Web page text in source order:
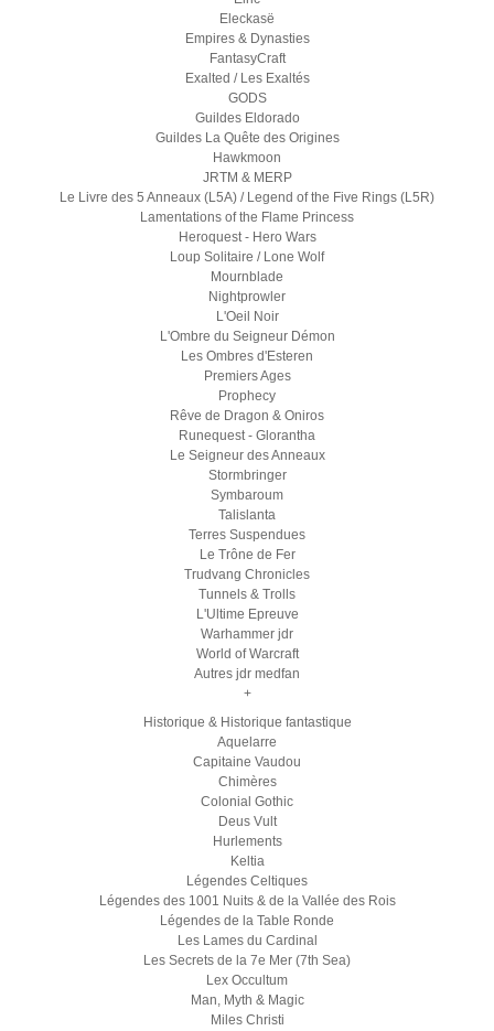
Eleckasë
Empires & Dynasties
FantasyCraft
Exalted / Les Exaltés
GODS
Guildes Eldorado
Guildes La Quête des Origines
Hawkmoon
JRTM & MERP
Le Livre des 5 Anneaux (L5A) / Legend of the Five Rings (L5R)
Lamentations of the Flame Princess
Heroquest - Hero Wars
Loup Solitaire / Lone Wolf
Mournblade
Nightprowler
L'Oeil Noir
L'Ombre du Seigneur Démon
Les Ombres d'Esteren
Premiers Ages
Prophecy
Rêve de Dragon & Oniros
Runequest - Glorantha
Le Seigneur des Anneaux
Stormbringer
Symbaroum
Talislanta
Terres Suspendues
Le Trône de Fer
Trudvang Chronicles
Tunnels & Trolls
L'Ultime Epreuve
Warhammer jdr
World of Warcraft
Autres jdr medfan
+
Historique & Historique fantastique
Aquelarre
Capitaine Vaudou
Chimères
Colonial Gothic
Deus Vult
Hurlements
Keltia
Légendes Celtiques
Légendes des 1001 Nuits & de la Vallée des Rois
Légendes de la Table Ronde
Les Lames du Cardinal
Les Secrets de la 7e Mer (7th Sea)
Lex Occultum
Man, Myth & Magic
Miles Christi